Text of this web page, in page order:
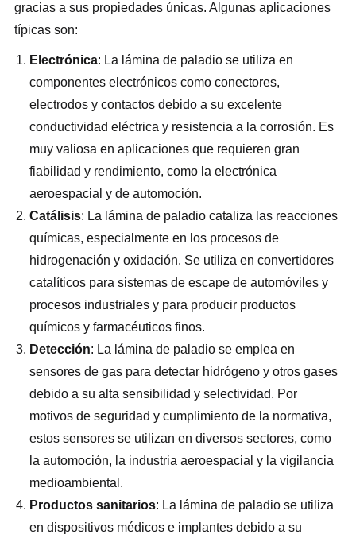
gracias a sus propiedades únicas. Algunas aplicaciones
típicas son:
Electrónica: La lámina de paladio se utiliza en
componentes electrónicos como conectores,
electrodos y contactos debido a su excelente
conductividad eléctrica y resistencia a la corrosión. Es
muy valiosa en aplicaciones que requieren gran
fiabilidad y rendimiento, como la electrónica
aeroespacial y de automoción.
Catálisis: La lámina de paladio cataliza las reacciones
químicas, especialmente en los procesos de
hidrogenación y oxidación. Se utiliza en convertidores
catalíticos para sistemas de escape de automóviles y
procesos industriales y para producir productos
químicos y farmacéuticos finos.
Detección: La lámina de paladio se emplea en
sensores de gas para detectar hidrógeno y otros gases
debido a su alta sensibilidad y selectividad. Por
motivos de seguridad y cumplimiento de la normativa,
estos sensores se utilizan en diversos sectores, como
la automoción, la industria aeroespacial y la vigilancia
medioambiental.
Productos sanitarios: La lámina de paladio se utiliza
en dispositivos médicos e implantes debido a su